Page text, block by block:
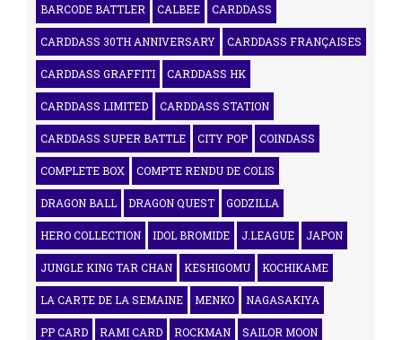
BARCODE BATTLER CALBEE CARDDASS
CARDDASS 30TH ANNIVERSARY CARDDASS FRANÇAISES
CARDDASS GRAFFITI CARDDASS HK
CARDDASS LIMITED CARDDASS STATION
CARDDASS SUPER BATTLE CITY POP COINDASS
COMPLETE BOX COMPTE RENDU DE COLIS
DRAGON BALL DRAGON QUEST GODZILLA
HERO COLLECTION IDOL BROMIDE J.LEAGUE JAPON
JUNGLE KING TAR CHAN KESHIGOMU KOCHIKAME
LA CARTE DE LA SEMAINE MENKO NAGASAKIYA
PP CARD RAMI CARD ROCKMAN SAILOR MOON